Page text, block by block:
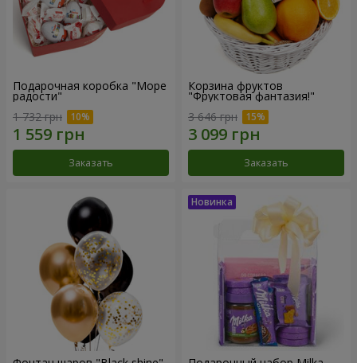
Подарочная коробка "Море
радости"
1 732 грн
Заказать
Корзина фруктов
"Фруктовая фантазия!"
3 646 грн
Заказать